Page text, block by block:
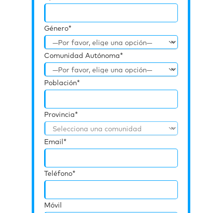
Género*
Comunidad Autónoma*
Población*
Provincia*
Email*
Teléfono*
Móvil